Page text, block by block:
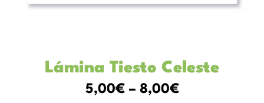
Lámina Tiesto Celeste
5,00€– 8,00€